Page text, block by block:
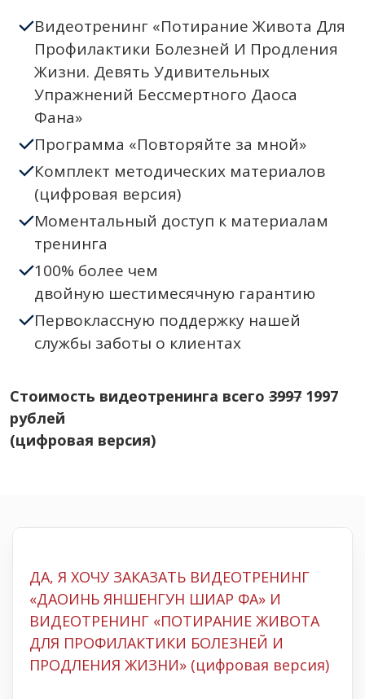
Видеотренинг «Потирание Живота Для
Профилактики Болезней И Продления
Жизни. Девять Удивительных
Упражнений Бессмертного Даоса
Фана»
Программа «Повторяйте за мной»
Комплект методических материалов
(цифровая версия)
Моментальный доступ к материалам
тренинга
100% более чем
двойную шестимесячную гарантию
Первоклассную поддержку нашей
службы заботы о клиентах
Стоимость видеотренинга всего 3997 1997
рублей
(цифровая версия)
ДА, Я ХОЧУ ЗАКАЗАТЬ ВИДЕОТРЕНИНГ
«ДАОИНЬ ЯНШЕНГУН ШИАР ФА» И
ВИДЕОТРЕНИНГ «ПОТИРАНИЕ ЖИВОТА
ДЛЯ ПРОФИЛАКТИКИ БОЛЕЗНЕЙ И
ПРОДЛЕНИЯ ЖИЗНИ» (цифровая версия)